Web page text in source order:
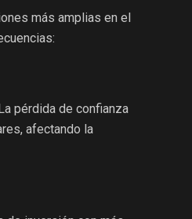
más amplias en el
pérdida de confianza
afectando la